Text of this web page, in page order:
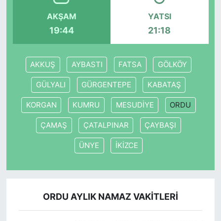
AKŞAM
19:44
YATSI
21:18
AKKUŞ AYBASTI FATSA GÖLKÖY
GÜLYALI GÜRGENTEPE KABATAŞ
KORGAN KUMRU MESUDİYE ORDU
ÇAMAŞ ÇATALPINAR ÇAYBAŞI
ÜNYE İKİZCE
ORDU AYLIK NAMAZ VAKITLERI